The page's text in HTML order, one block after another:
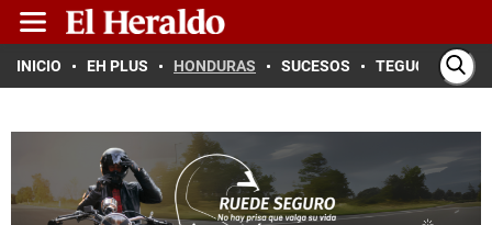
INICIO EH PLUS HONDURAS SUCESOS TEGUCIGALPA